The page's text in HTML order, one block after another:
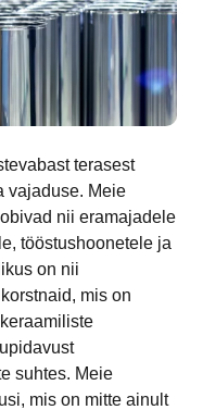
terasest
vajaduse. Meie
nii eramajadele
tööstushoonetele ja
on nii
mis on
suhtes. Meie
mis on mitte ainult